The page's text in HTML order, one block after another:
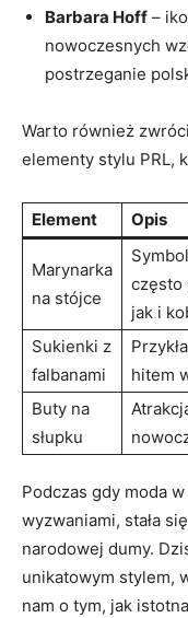
Barbara Hoff –
nowoczesnych
postrzeganie
Warto również
elementy stylu PRL,
Element Opis
Marynarka
na stójce
często
jak i
Sukienki z
falbanami
hitem
Buty na
słupku
Podczas gdy moda
wyzwaniami, stała
narodowej dumy.
unikatowym stylem,
nam o tym, jak